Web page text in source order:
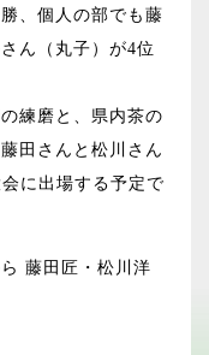
、個人の部でも藤
ん（丸子）が4位
練磨と、県内茶の
田さんと松川さん
に出場する予定で
藤田匠・松川洋